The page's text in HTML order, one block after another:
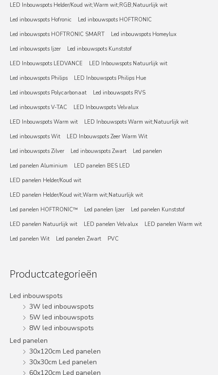
LED Inbouwspots Helder/Koud wit;Warm wit;RGB;Natuurlijk wit
Led inbouwspots Hofronic
Led inbouwspots HOFTRONIC
Led inbouwspots HOFTRONIC SMART
Led inbouwspots Homeylux
Led inbouwspots Ijzer
Led inbouwspots Kunststof
LED Inbouwspots LEDVANCE
LED Inbouwspots Natuurlijk wit
Led inbouwspots Philips
LED Inbouwspots Philips Hue
Led inbouwspots Polycarbonaat
Led inbouwspots RVS
Led inbouwspots V-TAC
LED Inbouwspots Velvalux
LED Inbouwspots Warm wit
LED Inbouwspots Warm wit;Natuurlijk wit
Led inbouwspots Wit
LED Inbouwspots Zeer Warm Wit
Led inbouwspots Zilver
Led inbouwspots Zwart
Led panelen
Led panelen Aluminium
LED panelen BES LED
LED panelen Helder/Koud wit
LED panelen Helder/Koud wit;Warm wit;Natuurlijk wit
Led panelen HOFTRONIC™
Led panelen Ijzer
Led panelen Kunststof
LED panelen Natuurlijk wit
LED panelen Velvalux
LED panelen Warm wit
Led panelen Wit
Led panelen Zwart PVC
Productcategorieën
Led inbouwspots
3W led inbouwspots
5W led inbouwspots
8W led inbouwspots
Led panelen
30x120cm Led panelen
30x30cm Led panelen
60x120cm Led panelen